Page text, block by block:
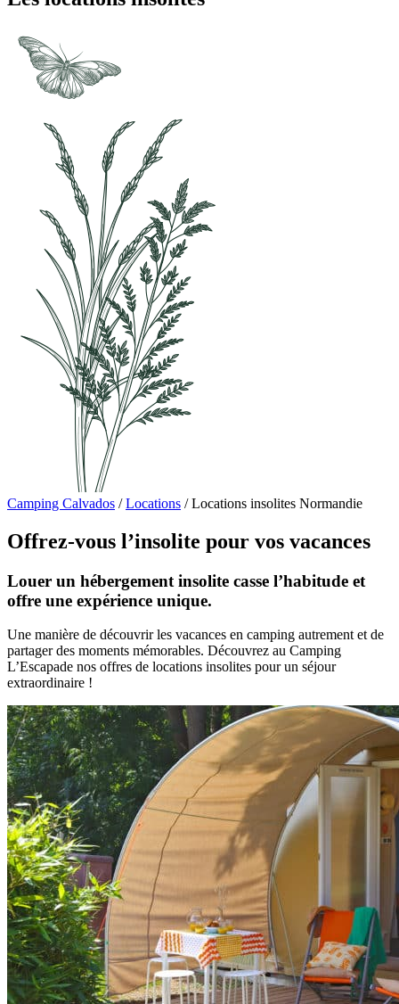
Camping Calvados /Locations /Locations insolites Normandie
Offrez-vous l’insolite pour vos vacances
Louer un hébergement insolite casse l’habitude et
offre une expérience unique.
Une manière de découvrir les vacances en camping autrement et de
partager des moments mémorables. Découvrez au Camping
L’Escapade nos offres de locations insolites pour un séjour
extraordinaire !